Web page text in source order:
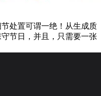
处置可谓一绝！从生成质
节日，并且，只需要一张